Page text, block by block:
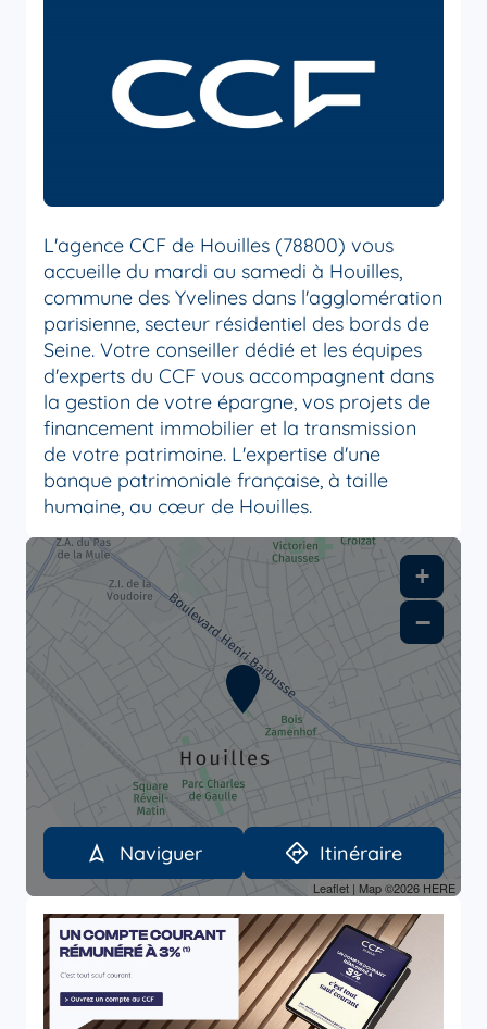
L'agence CCF de Houilles (78800) vous
accueille du mardi au samedi à Houilles,
commune des Yvelines dans l'agglomération
parisienne, secteur résidentiel des bords de
Seine. Votre conseiller dédié et les équipes
d'experts du CCF vous accompagnent dans
la gestion de votre épargne, vos projets de
financement immobilier et la transmission
de votre patrimoine. L'expertise d'une
banque patrimoniale française, à taille
humaine, au cœur de Houilles.
+
−
Leaflet | Map ©2026 HERE
Naviguer Itinéraire